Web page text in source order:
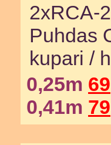
2xRCA-
Puhdas
kupari /
0,25m 69
0,41m 79